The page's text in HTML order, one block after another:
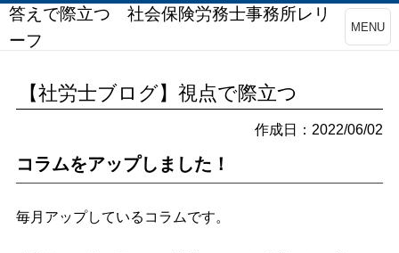
答えで際立つ 社会保険労務士事務所レリ
ーフ
MENU
【社労士ブログ】視点で際立つ
作成日：2022/06/02
コラムをアップしました！
毎月アップしているコラムです。